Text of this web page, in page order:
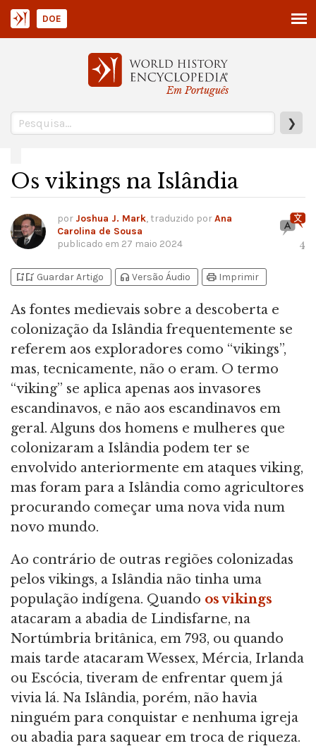
Em Português
❯
DOE
Os vikings na Islândia
por Joshua J. Mark, traduzido porAna
Carolina de Sousa
publicado em 27 maio 2024 4
bookmark_addbookmark_added Guardar Artigo headphones Versão Áudio print Imprimir
As fontes medievais sobre a descoberta e
colonização da Islândia frequentemente se
referem aos exploradores como “vikings”,
mas, tecnicamente, não o eram. O termo
“viking” se aplica apenas aos invasores
escandinavos, e não aos escandinavos em
geral. Alguns dos homens e mulheres que
colonizaram a Islândia podem ter se
envolvido anteriormente em ataques viking,
mas foram para a Islândia como agricultores
procurando começar uma nova vida num
novo mundo.
Ao contrário de outras regiões colonizadas
pelos vikings, a Islândia não tinha uma
população indígena. Quando os vikings
atacaram a abadia de Lindisfarne, na
Nortúmbria britânica, em 793, ou quando
mais tarde atacaram Wessex, Mércia, Irlanda
ou Escócia, tiveram de enfrentar quem já
vivia lá. Na Islândia, porém, não havia
ninguém para conquistar e nenhuma igreja
ou abadia para saquear em troca de riqueza.